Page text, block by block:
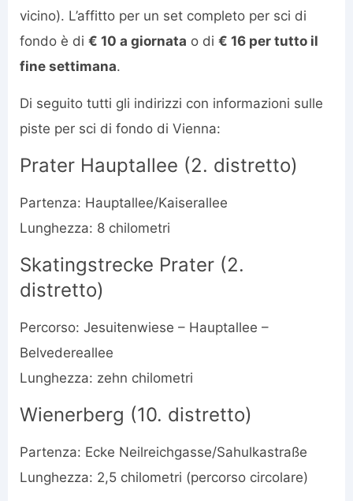
vicino). L’affitto per un set completo per sci di
fondo è di € 10 a giornata o di € 16 per tutto il
fine settimana.
Di seguito tutti gli indirizzi con informazioni sulle
piste per sci di fondo di Vienna:
Prater Hauptallee (2. distretto)
Partenza: Hauptallee/Kaiserallee
Lunghezza: 8 chilometri
Skatingstrecke Prater (2.
distretto)
Percorso: Jesuitenwiese – Hauptallee –
Belvedereallee
Lunghezza: zehn chilometri
Wienerberg (10. distretto)
Partenza: Ecke Neilreichgasse/Sahulkastraße
Lunghezza: 2,5 chilometri (percorso circolare)